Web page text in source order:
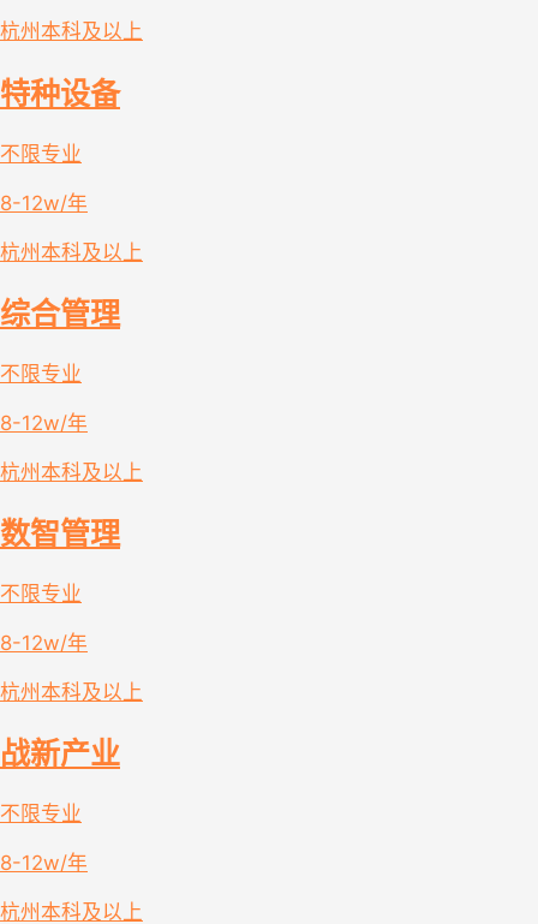
杭州 本科及以上
特种设备
不限专业
8-12w/年
杭州 本科及以上
综合管理
不限专业
8-12w/年
杭州 本科及以上
数智管理
不限专业
8-12w/年
杭州 本科及以上
战新产业
不限专业
8-12w/年
杭州 本科及以上